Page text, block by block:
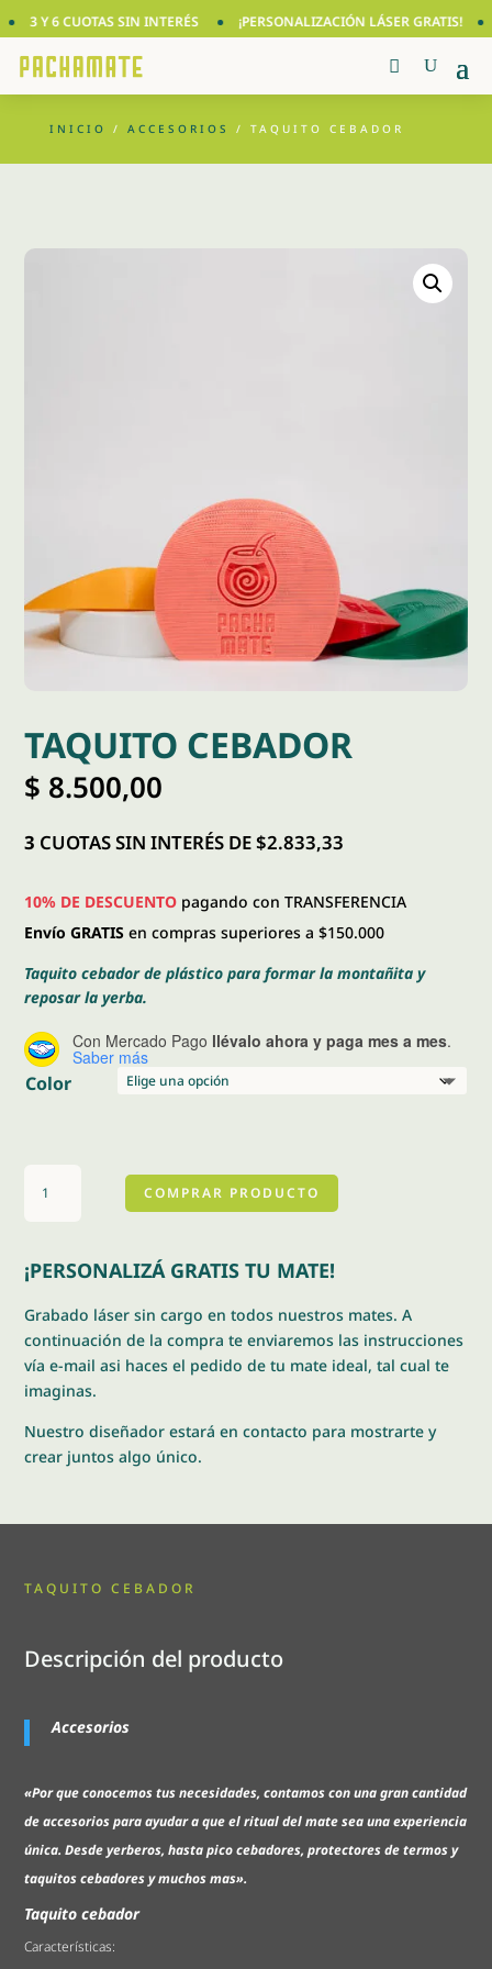
3 Y 6 CUOTAS SIN INTERÉS ¡PERSONALIZACIÓN LÁSER GRATIS! ★
INICIO / ACCESORIOS / TAQUITO CEBADOR
TAQUITO CEBADOR
$ 8.500,00
3 CUOTAS SIN INTERÉS DE $2.833,33
10% DE DESCUENTO pagando con TRANSFERENCIA
Envío GRATIS en compras superiores a $150.000
Taquito cebador de plástico para formar la montañita y
reposar la yerba.
Con Mercado Pago llévalo ahora y paga mes a mes.
Saber más
Color
cebador
COMPRAR PRODUCTO
¡PERSONALIZÁ GRATIS TU MATE!
Grabado láser sin cargo en todos nuestros mates. A
continuación de la compra te enviaremos las instrucciones
vía e-mail asi haces el pedido de tu mate ideal, tal cual te
imaginas.
Nuestro diseñador estará en contacto para mostrarte y
crear juntos algo único.
TAQUITO CEBADOR
Descripción del producto
Accesorios
«Por que conocemos tus necesidades, contamos con una gran cantidad
de accesorios para ayudar a que el ritual del mate sea una experiencia
única. Desde yerberos, hasta pico cebadores, protectores de termos y
taquitos cebadores y muchos mas».
Taquito cebador
Características: